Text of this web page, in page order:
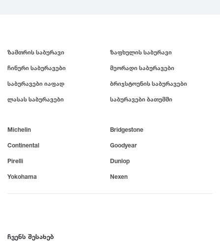
R15
R16
R17
R22
Nitto
Cooper
2012
2011
ზამთრის საბურავი ზაფხულის საბურავი
ჩინური საბურავები მეორადი საბურავები
საბურავები იაფად ბრიჯსტოუნის საბურავები
ლასას საბურავები საბურავები ბათუმში
Michelin Bridgestone
Continental Goodyear
Pirelli Dunlop
Yokohama Nexen
ჩვენს შესახებ